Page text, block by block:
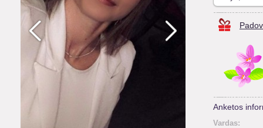
Anketos
Vardas: